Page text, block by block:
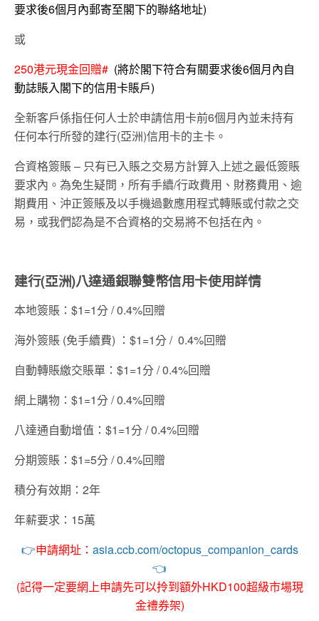
要求後6個月內郵寄至閣下的聯絡地址)
或
250港元現金回贈# (將於閣下符合有關要求後6個月內自
動誌賬入閣下的信用卡賬戶)
全新客戶係指任何人士於申請信用卡前6個月內並未持有
任何本行所發的建行(亞洲)信用卡的主卡。
合資格簽賬 – 只有已入賬之交易方計算入上述之最低簽賬
要求內。為免生疑問，所有手續/行政費用、財務費用、逾
期費用、沖正簽賬及以手機過數應用程式轉賬或付款之交
易，或我們認為是不合資格的交易將不包括在內。
建行(亞洲)八達通銀聯雙幣信用卡使用詳情
本地簽賬：$1=1分 / 0.4%回贈
海外簽賬 (免手續費) ：$1=1分 / 0.4%回贈
自動轉賬繳交賬單：$1=1分 / 0.4%回贈
網上購物：$1=1分 / 0.4%回贈
八達通自動增值：$1=1分 / 0.4%回贈
分期簽賬：$1=5分 / 0.4%回贈
積分有效期：2年
年薪要求：15萬
👉申請網址： asia.ccb.com/octopus_companion_cards
👈
(記得一定要網上申請先可以拎到額外HKD100超級市場現
金禮券架)